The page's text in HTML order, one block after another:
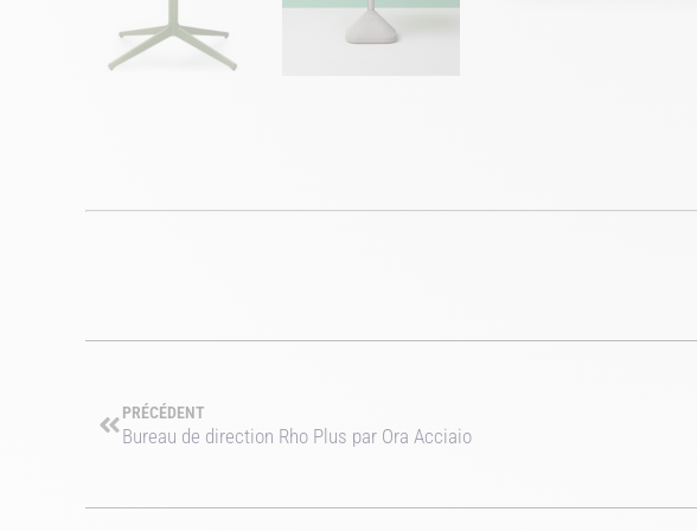
PRÉCÉDENT
Bureau de direction Rho Plus par Ora Acciaio